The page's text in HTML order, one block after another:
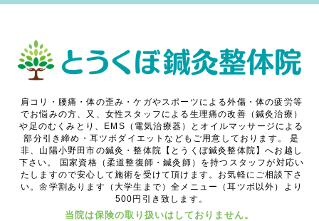
肩コリ・腰痛・体の歪み・ケガやスポーツによる外傷・体の疲労等
でお悩みの方、又、女性スタッフによる生理痛の改善（鍼灸治療）
や足のむくみとり、EMS（電気治療器）とオイルマッサージによる
部分引き締め・耳ツボダイエットなどもご用意しております。
是
非、山陽小野田市の鍼灸・整体院【とうくぼ鍼灸整体院】へお越し
下さい。
国家資格（柔道整復師・鍼灸師）を持つスタッフが対応い
たしますので安心して施術を受けて頂けます。お気軽にご相談下さ
い。🌼学割あります（大学生まで）全メニュー（耳ツボ以外）より
500円引き致します。
当院は保険の取り扱いはしておりません。